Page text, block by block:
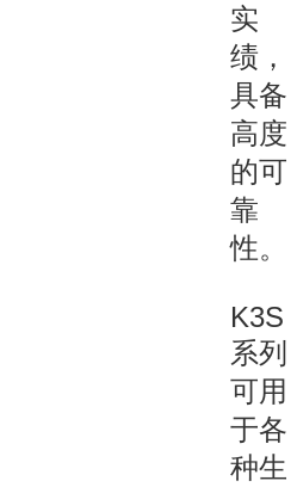
实
绩，
具备
高度
的可
靠
性。
K3S
系列
可用
于各
种生